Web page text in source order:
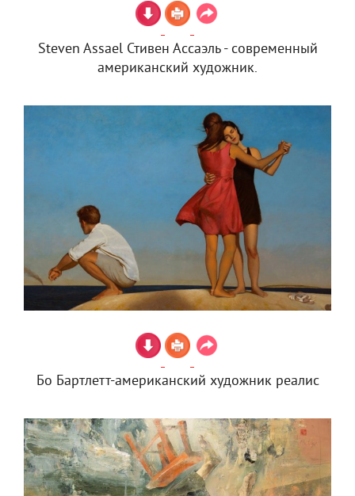
Steven Assael Стивен Ассаэль - современный
американский художник.
Бо Бартлетт-американский художник реалис